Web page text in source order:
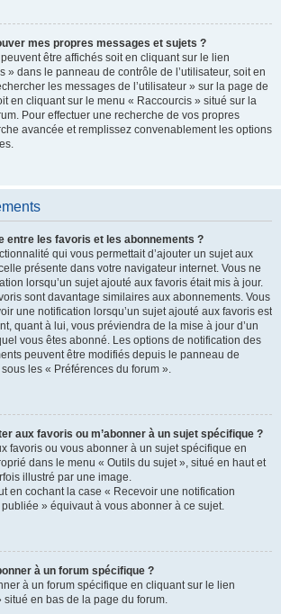
mes propres messages et sujets ?
être affichés soit en cliquant sur le lien
» dans le panneau de contrôle de l’utilisateur, soit en
les messages de l’utilisateur » sur la page de
en cliquant sur le menu « Raccourcis » situé sur la
Pour effectuer une recherche de vos propres
avancée et remplissez convenablement les options
entre les favoris et les abonnements ?
qui vous permettait d’ajouter un sujet aux
présente dans votre navigateur internet. Vous ne
lorsqu’un sujet ajouté aux favoris était mis à jour.
sont davantage similaires aux abonnements. Vous
une notification lorsqu’un sujet ajouté aux favoris est
quant à lui, vous préviendra de la mise à jour d’un
vous êtes abonné. Les options de notification des
peuvent être modifiés depuis le panneau de
les « Préférences du forum ».
aux favoris ou m’abonner à un sujet spécifique ?
favoris ou vous abonner à un sujet spécifique en
dans le menu « Outils du sujet », situé en haut et
illustré par une image.
en cochant la case « Recevoir une notification
publiée » équivaut à vous abonner à ce sujet.
à un forum spécifique ?
à un forum spécifique en cliquant sur le lien
situé en bas de la page du forum.